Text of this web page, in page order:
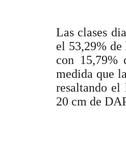
Las clases
el 53,29%
con 15,79%
medida que
resaltando
20 cm de